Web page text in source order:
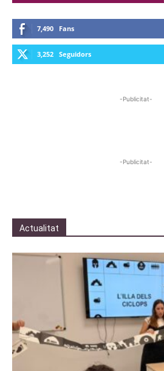
7,490 Fans
3,252 Seguidors
-Publicitat-
-Publicitat-
Actualitat